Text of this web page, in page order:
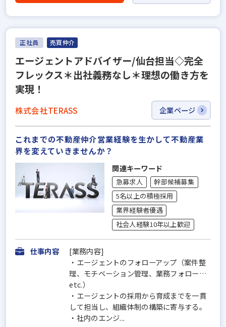
正社員 売買仲介
エージェントアドバイザー/仙台担当◇完全
フレックス＊出社義務なし＊理想の働き方を
実現！
株式会社TERASS 企業ページ
これまでの不動産仲介営業経験を生かして不動産業
界を変えていきませんか？
関連キーワード
急募求人
幹部候補募集
5名以上の積極採用
業界経験者優遇
社会人経験10年以上歓迎
仕事内容
[業務内容]
・エージェントのフォローアップ（案件整
理、モチベーション管理、業務フォロー…
etc.）
・エージェントの採用から育成までを一貫
して担当し、組織体制の構築に寄与する。
・社内のエンジ...